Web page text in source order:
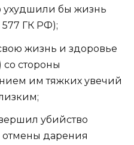
ухудшили бы жизнь
577 ГК РФ);
жизнь и здоровье
стороны
им тяжких увечий
убийство
отмены дарения